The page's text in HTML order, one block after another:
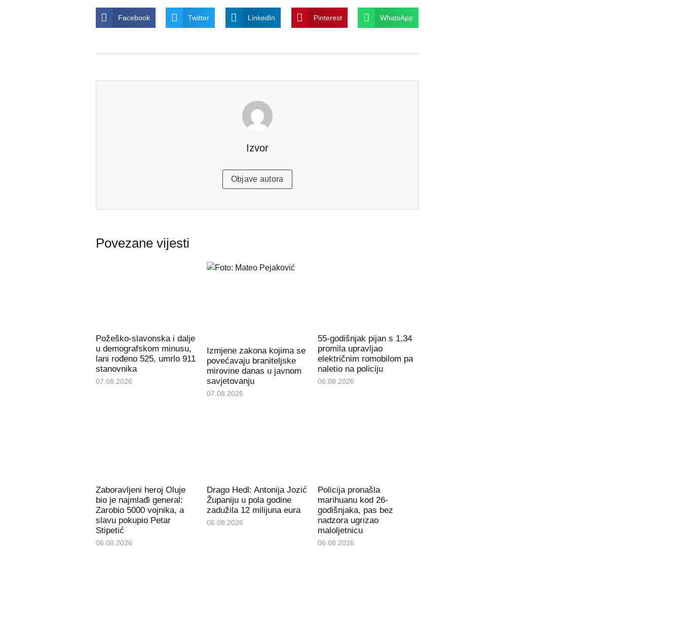
Facebook Twitter LinkedIn Pinterest WhatsApp
Izvor
Objave autora
Povezane vijesti
Požeško-slavonska i dalje
u demografskom minusu,
lani rođeno 525, umrlo 911
stanovnika
07.08.2026
Izmjene zakona kojima se
povećavaju braniteljske
mirovine danas u javnom
savjetovanju
07.08.2026
55-godišnjak pijan s 1,34
promila upravljao
električnim romobilom pa
naletio na policiju
06.08.2026
Zaboravljeni heroj Oluje
bio je najmlađi general:
Zarobio 5000 vojnika, a
slavu pokupio Petar
Stipetić
06.08.2026
Drago Hedl: Antonija Jozić
Županiju u pola godine
zadužila 12 milijuna eura
06.08.2026
Policija pronašla
marihuanu kod 26-
godišnjaka, pas bez
nadzora ugrizao
maloljetnicu
06.08.2026